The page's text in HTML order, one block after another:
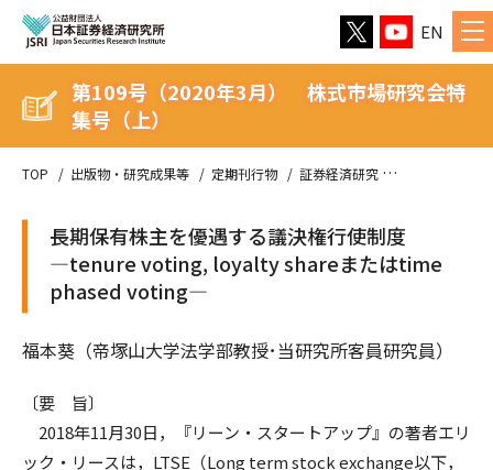
EN
TOP 出版物・研究成果等 定期刊行物 証券経済研究
第109号（2020年3月） 株式市場研究会特
集号（上）
長期保有株主を優遇する議決権行使制度
—tenure voting, loyalty shareまたはtime
phased voting—
福本葵（帝塚山大学法学部教授･当研究所客員研究員）
〔要 旨〕
2018年11月30日，『リーン・スタートアップ』の著者エリ
ック・リースは，LTSE（Long term stock exchange以下，